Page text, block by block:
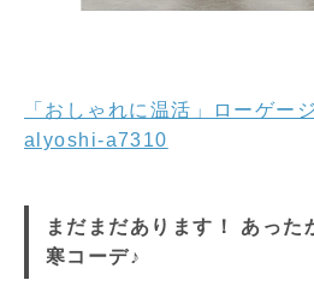
「おしゃれに温活」ローゲー
alyoshi-a7310
まだまだあります！ あった
寒コーデ♪